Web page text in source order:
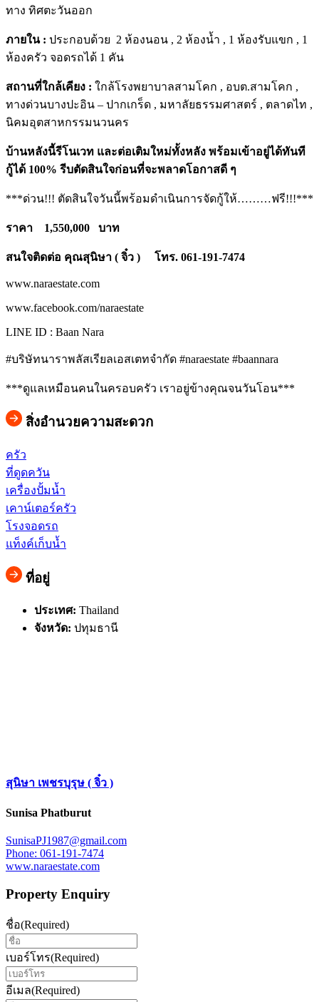
ทาง ทิศตะวันออก
ภายใน : ประกอบด้วย 2 ห้องนอน , 2 ห้องน้ำ , 1 ห้องรับแขก , 1
ห้องครัว จอดรถได้ 1 คัน
สถานที่ใกล้เคียง : ใกล้โรงพยาบาลสามโคก , อบต.สามโคก ,
ทางด่วนบางปะอิน – ปากเกร็ด , มหาลัยธรรมศาสตร์ , ตลาดไท ,
นิคมอุตสาหกรรมนวนคร
บ้านหลังนี้รีโนเวท และต่อเติมใหม่ทั้งหลัง พร้อมเข้าอยู่ได้ทันที
กู้ได้ 100% รีบตัดสินใจก่อนที่จะพลาดโอกาสดี ๆ
***ด่วน!!! ตัดสินใจวันนี้พร้อมดำเนินการจัดกู้ให้………ฟรี!!!***
ราคา 1,550,000 บาท
สนใจติดต่อ คุณสุนิษา ( จิ๋ว ) โทร. 061-191-7474
www.naraestate.com
www.facebook.com/naraestate
LINE ID : Baan Nara
#บริษัทนาราพลัสเรียลเอสเตทจำกัด #naraestate #baannara
***ดูแลเหมือนคนในครอบครัว เราอยู่ข้างคุณจนวันโอน***
สิ่งอำนวยความสะดวก
ครัว
ที่ดูดควัน
เครื่องปั้มน้ำ
เคาน์เตอร์ครัว
โรงจอดรถ
แท็งค์เก็บน้ำ
ที่อยู่
ประเทศ: Thailand
จังหวัด: ปทุมธานี
สุนิษา เพชรบุรุษ ( จิ๋ว )
Sunisa Phatburut
SunisaPJ1987@gmail.com
Phone: 061-191-7474
www.naraestate.com
Property Enquiry
ชื่อ(Required)
เบอร์โทร(Required)
อีเมล(Required)